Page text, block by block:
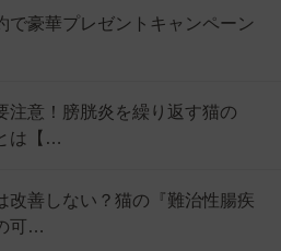
で豪華プレゼントキャンペーン
注意！膀胱炎を繰り返す猫の
は【…
改善しない？猫の『難治性腸疾
可…